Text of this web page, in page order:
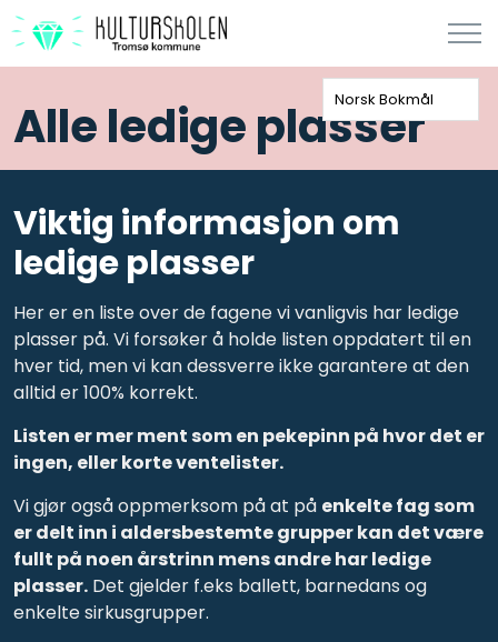
Alle ledige plasser
Viktig informasjon om
ledige plasser
Her er en liste over de fagene vi vanligvis har ledige
plasser på. Vi forsøker å holde listen oppdatert til en
hver tid, men vi kan dessverre ikke garantere at den
alltid er 100% korrekt.
Listen er mer ment som en pekepinn på hvor det er
ingen, eller korte ventelister.
Vi gjør også oppmerksom på at på enkelte fag som
er delt inn i aldersbestemte grupper kan det være
fullt på noen årstrinn mens andre har ledige
plasser. Det gjelder f.eks ballett, barnedans og
enkelte sirkusgrupper.
Norsk Bokmål